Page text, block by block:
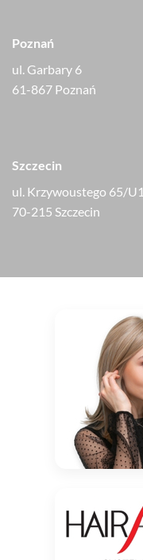
Poznań
ul. Garbary 6
61-867 Poznań
Szczecin
ul. Krzywoustego 65/U1
70-215 Szczecin